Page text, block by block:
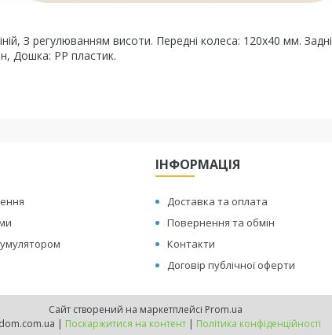
З регулюванням висоти. Передні колеса: 120х40 мм. Задні
Дошка: PP пластик.
ІНФОРМАЦІЯ
Доставка та оплата
Повернення та обмін
Контакти
Договір публічної оферти
Сайт створений на маркетплейсі Prom.ua
benzodom.com.ua | Поскаржитися на контент | Політика конфіденційності